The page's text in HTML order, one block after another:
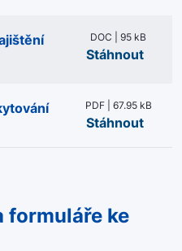
DOC | 95 kB
Stáhnout
PDF | 67.95 kB
Stáhnout
formuláře ke